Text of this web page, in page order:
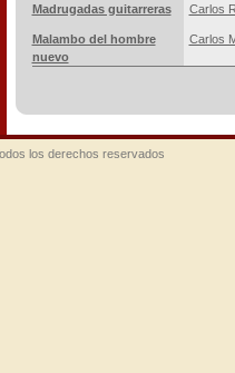
Madrugadas guitarreras
Carlos
Malambo del hombre
nuevo
Carlos
los derechos reservados